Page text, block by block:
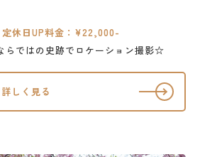
休日UP料金：¥22,000-
らではの史跡でロケーション撮影☆
しく見る